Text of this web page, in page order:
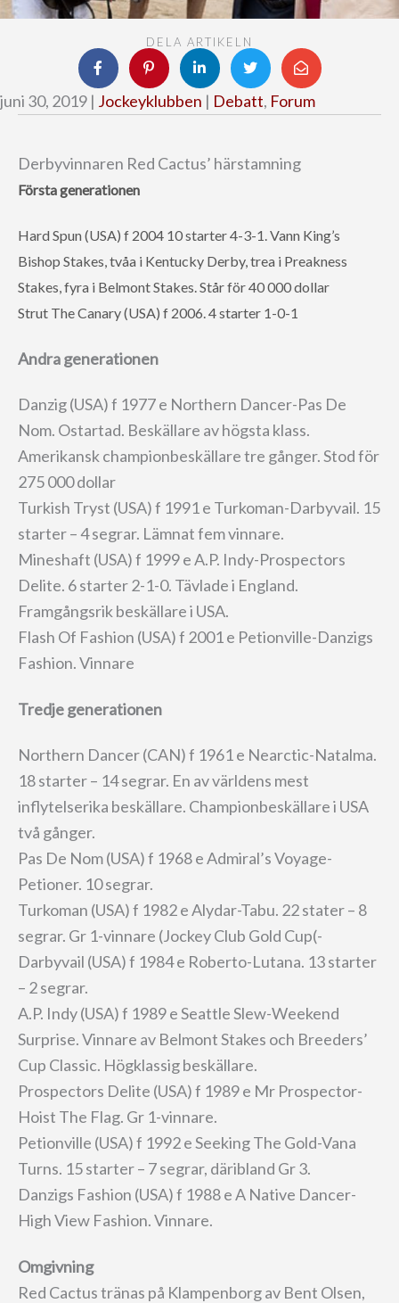
DELA ARTIKELN
juni 30, 2019 | Jockeyklubben | Debatt, Forum
Derbyvinnaren Red Cactus’ härstamning
Första generationen
Hard Spun (USA) f 2004 10 starter 4-3-1. Vann King’s
Bishop Stakes, tvåa i Kentucky Derby, trea i Preakness
Stakes, fyra i Belmont Stakes. Står för 40 000 dollar
Strut The Canary (USA) f 2006. 4 starter 1-0-1
Andra generationen
Danzig (USA) f 1977 e Northern Dancer-Pas De
Nom. Ostartad. Beskällare av högsta klass.
Amerikansk championbeskällare tre gånger. Stod för
275 000 dollar
Turkish Tryst (USA) f 1991 e Turkoman-Darbyvail. 15
starter – 4 segrar. Lämnat fem vinnare.
Mineshaft (USA) f 1999 e A.P. Indy-Prospectors
Delite. 6 starter 2-1-0. Tävlade i England.
Framgångsrik beskällare i USA.
Flash Of Fashion (USA) f 2001 e Petionville-Danzigs
Fashion. Vinnare
Tredje generationen
Northern Dancer (CAN) f 1961 e Nearctic-Natalma.
18 starter – 14 segrar. En av världens mest
inflytelserika beskällare. Championbeskällare i USA
två gånger.
Pas De Nom (USA) f 1968 e Admiral’s Voyage-
Petioner. 10 segrar.
Turkoman (USA) f 1982 e Alydar-Tabu. 22 stater – 8
segrar. Gr 1-vinnare (Jockey Club Gold Cup(-
Darbyvail (USA) f 1984 e Roberto-Lutana. 13 starter
– 2 segrar.
A.P. Indy (USA) f 1989 e Seattle Slew-Weekend
Surprise. Vinnare av Belmont Stakes och Breeders’
Cup Classic. Högklassig beskällare.
Prospectors Delite (USA) f 1989 e Mr Prospector-
Hoist The Flag. Gr 1-vinnare.
Petionville (USA) f 1992 e Seeking The Gold-Vana
Turns. 15 starter – 7 segrar, däribland Gr 3.
Danzigs Fashion (USA) f 1988 e A Native Dancer-
High View Fashion. Vinnare.
Omgivning
Red Cactus tränas på Klampenborg av Bent Olsen,